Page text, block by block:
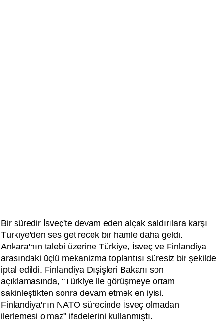
Bir süredir İsveç'te devam eden alçak saldırılara karşı
Türkiye'den ses getirecek bir hamle daha geldi.
Ankara'nın talebi üzerine Türkiye, İsveç ve Finlandiya
arasındaki üçlü mekanizma toplantısı süresiz bir şekilde
iptal edildi. Finlandiya Dışişleri Bakanı son
açıklamasında, "Türkiye ile görüşmeye ortam
sakinleştikten sonra devam etmek en iyisi.
Finlandiya'nın NATO sürecinde İsveç olmadan
ilerlemesi olmaz" ifadelerini kullanmıştı.